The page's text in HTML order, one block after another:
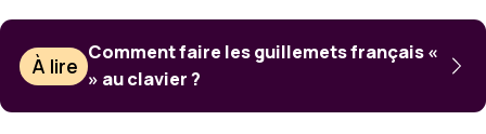
À lire
Comment faire les guillemets français «
» au clavier ?